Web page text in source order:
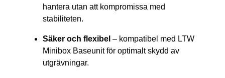
hantera utan att kompromissa med
stabiliteten.
Säker och flexibel – kompatibel med LTW
Minibox Baseunit för optimalt skydd av
utgrävningar.